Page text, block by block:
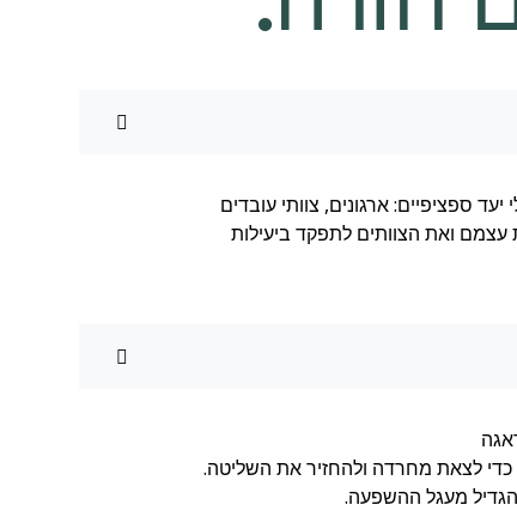
ספציפיים: ארגונים, צוותי עובדים
ואת הצוותים לתפקד ביעילות
כדי לצאת מחרדה ולהחזיר את השליטה.
מעגל ההשפעה.